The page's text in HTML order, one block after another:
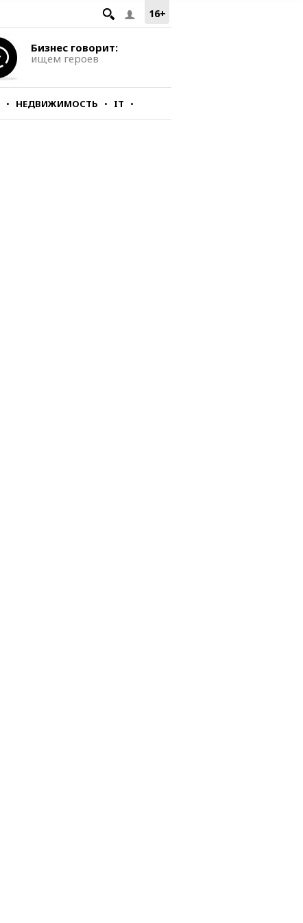
16+
Бизнес говорит:
ищем героев
НЕДВИЖИМОСТЬ IT